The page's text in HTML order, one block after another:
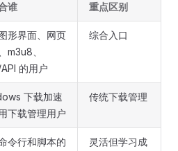
谁 重点区别
形界面、网页
m3u8、
的用户
综合入口
下载加速
下载管理用户
传统下载管理
令行和脚本的
灵活但学习成